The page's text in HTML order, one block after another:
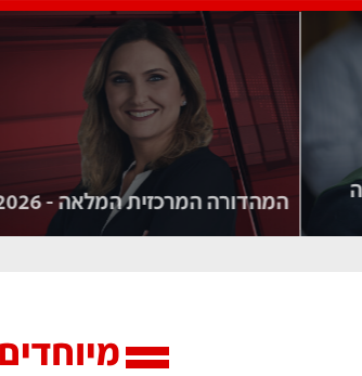
המהדורה המרכזית המלאה - 05.08.2026
מיוחדים